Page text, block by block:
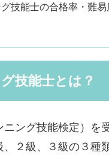
技能士の合格率・難易
技能士とは？
ング技能検定）を
２級、３級の３種